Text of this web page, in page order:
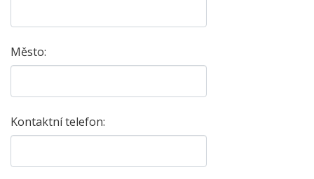
Město:
Kontaktní telefon: